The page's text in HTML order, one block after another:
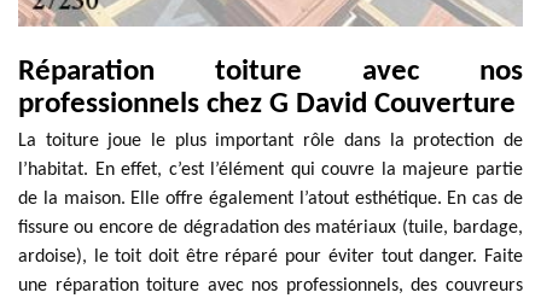
Réparation toiture avec nos
professionnels chez G David Couverture
La toiture joue le plus important rôle dans la protection de
l’habitat. En effet, c’est l’élément qui couvre la majeure partie
de la maison. Elle offre également l’atout esthétique. En cas de
fissure ou encore de dégradation des matériaux (tuile, bardage,
ardoise), le toit doit être réparé pour éviter tout danger. Faite
une réparation toiture avec nos professionnels, des couvreurs